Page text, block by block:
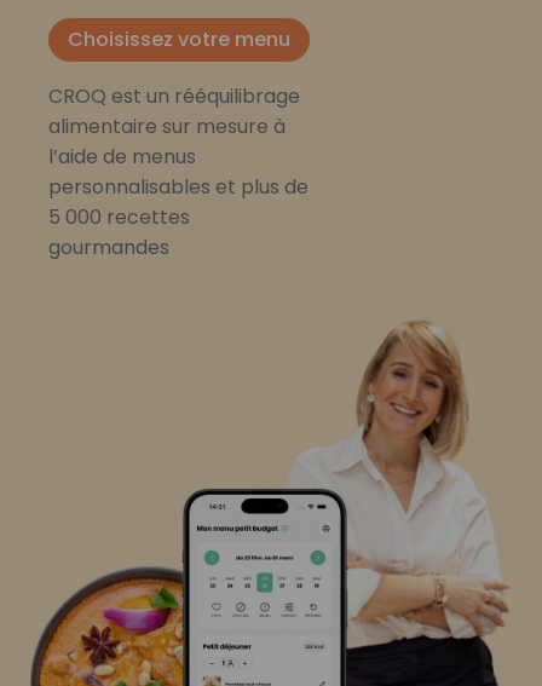
Choisissez votre menu
CROQ est un rééquilibrage
alimentaire sur mesure à
l’aide de menus
personnalisables et plus de
5 000 recettes
gourmandes